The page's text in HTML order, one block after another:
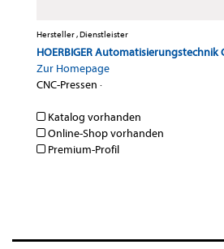
Hersteller , Dienstleister
HOERBIGER Automatisierungstechnik
Zur Homepage
CNC-Pressen ·
Katalog vorhanden
Online-Shop vorhanden
Premium-Profil